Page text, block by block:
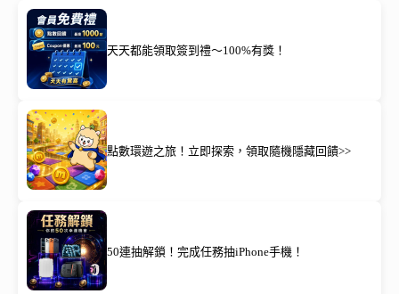
天天都能領取簽到禮～100%有獎！
點數環遊之旅！立即探索，領取隨機隱藏回饋>>
50連抽解鎖！完成任務抽iPhone手機！